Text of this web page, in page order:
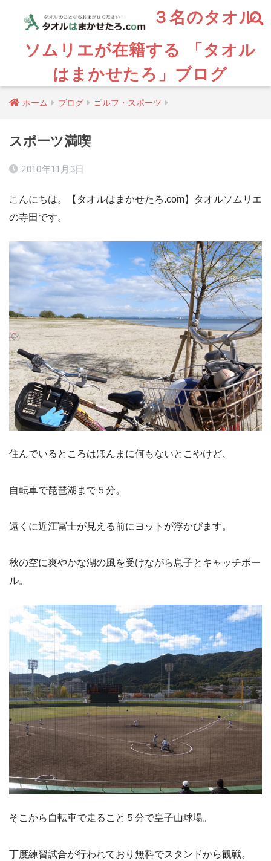
３名のタオル
ソムリエが在籍する 「タオル
はまかせたろ」ブログ
ホーム ブログ ゴルフ・スポーツ
スポーツ満喫
2010年11月3日
こんにちは。【タオルはまかせたろ.com】タオルソムリエ
の寺田です。
住んでいるところはほんまに何もないとこやけど、
自転車で琵琶湖まで５分。
遠くに近江冨士が見える前にヨットが浮かびます。
秋の空に爽やかな湖の風を受けながら息子とキャッチボー
ル。
そこから自転車で走ること５分で皇子山球場。
丁度練習試合が行われており無料でスタンドから観戦。